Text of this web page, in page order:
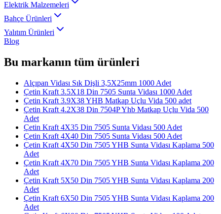
Elektrik Malzemeleri
Bahçe Ürünleri
Yalıtım Ürünleri
Blog
Bu markanın tüm ürünleri
Alçıpan Vidası Sık Dişli 3,5X25mm 1000 Adet
Çetin Kraft 3.5X18 Din 7505 Sunta Vidası 1000 Adet
Çetin Kraft 3.9X38 YHB Matkap Uçlu Vida 500 adet
Çetin Kraft 4.2X38 Din 7504P Yhb Matkap Uçlu Vida 500
Adet
Çetin Kraft 4X35 Din 7505 Sunta Vidası 500 Adet
Çetin Kraft 4X40 Din 7505 Sunta Vidası 500 Adet
Çetin Kraft 4X50 Din 7505 YHB Sunta Vidası Kaplama 500
Adet
Çetin Kraft 4X70 Din 7505 YHB Sunta Vidası Kaplama 200
Adet
Çetin Kraft 5X50 Din 7505 YHB Sunta Vidası Kaplama 200
Adet
Çetin Kraft 6X50 Din 7505 YHB Sunta Vidası Kaplama 200
Adet